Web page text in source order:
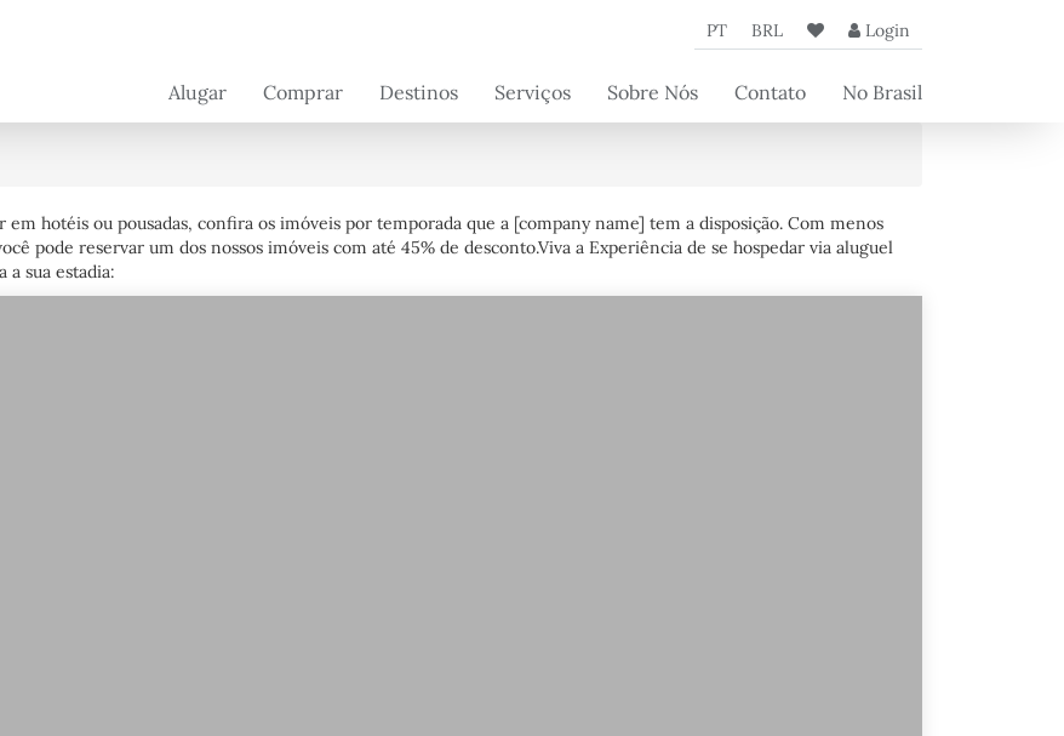
PT BRL Login
Alugar Comprar
breve
France - em
Destinos Serviços
proprietários
Sobre Nós
Artigos da
Beyond
Contato No Brasil
em hotéis ou pousadas, confira os imóveis por temporada que a [company name] tem a disposição. Com menos
pode reservar um dos nossos imóveis com até 45% de desconto.Viva a Experiência de se hospedar via aluguel
a sua estadia: